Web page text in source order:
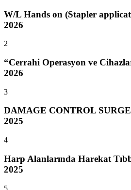
W/L Hands on (Stapler
2026
2
“Cerrahi Operasyon ve
2026
3
DAMAGE CONTROL
2025
4
Harp Alanlarında Harekat
2025
5